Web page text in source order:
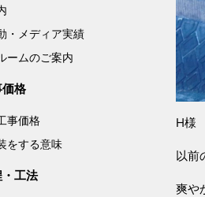
H様
以前
爽や
・メディア実績
ームのご案内
格
事価格
をする意味
工法